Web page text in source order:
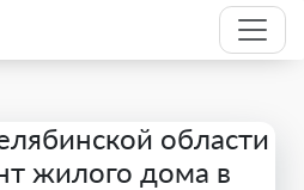
области
жилого дома в